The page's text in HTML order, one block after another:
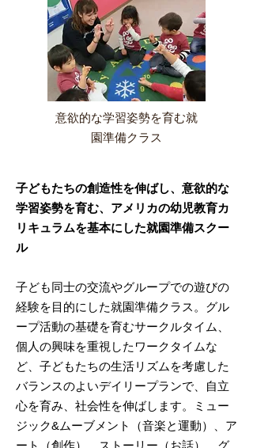
意欲的な学習姿勢を育む就
園準備クラス
子どもたちの創造性を伸ばし、意欲的な
学習姿勢を育む、アメリカの幼児教育カ
リキュラムを基本にした就園準備スクー
ル
子ども同士の交流やグループでの遊びの
経験を目的にした就園準備クラス。グル
ープ活動の基礎を育むサークルタイム、
個人の興味を重視したワークタイムな
ど、子どもたちの生活リズムを考慮した
バランスのよいデイリープランで、自立
心を育み、社会性を伸ばします。ミュー
ジック&ムーブメント（音楽と運動）、ア
ート（創作）、ストーリー（お話）、グ